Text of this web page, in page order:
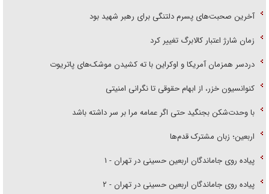
آخرین صحبت‌های پسرم دلتنگی برای رهبر شهید بود
زمان شارژ اعتبار کالابرگ تغییر کرد
دردسر همزمان آمریکا و اوکراین با ته کشیدن موشک‌های پاتریوت
کنوانسیون خزر، از ابهام حقوقی تا نگرانی امنیتی
با وحدت‌شکن بجنگید حتی اگر عمامه مرا بر سر داشته باشد
اربعین؛ زبان مشترک قدم‌ها
پیاده روی جاماندگان اربعین حسینی در تهران - ۱
پیاده روی جاماندگان اربعین حسینی در تهران - ۲